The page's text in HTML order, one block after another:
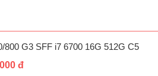
800 G3 SFF i7 6700 16G 512G C5
đ